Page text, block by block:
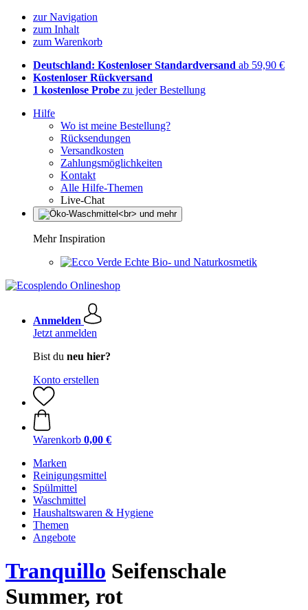
zur Navigation
zum Inhalt
zum Warenkorb
Deutschland: Kostenloser Standardversand ab 59,90 €
Kostenloser Rückversand
1 kostenlose Probe zu jeder Bestellung
Hilfe
Wo ist meine Bestellung?
Rücksendungen
Versandkosten
Zahlungsmöglichkeiten
Kontakt
Alle Hilfe-Themen
Live-Chat
Mehr Inspiration
Echte Bio- und Naturkosmetik
Anmelden
Jetzt anmelden
Bist du neu hier?
Konto erstellen
Warenkorb 0,00 €
Marken
Reinigungsmittel
Spülmittel
Waschmittel
Haushaltswaren & Hygiene
Themen
Angebote
Tranquillo Seifenschale
Summer, rot